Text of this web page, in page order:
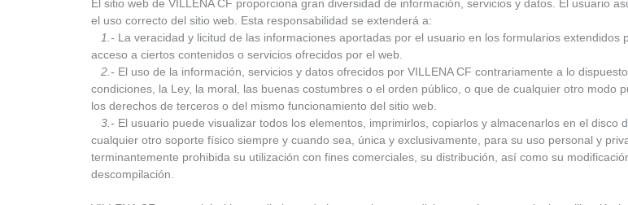
El sitio web de VILLENA CF proporciona gran diversidad de información, servicios y datos. El usuario
el uso correcto del sitio web. Esta responsabilidad se extenderá a:
1.- La veracidad y licitud de las informaciones aportadas por el usuario en los formularios extendidos
acceso a ciertos contenidos o servicios ofrecidos por el web.
2.- El uso de la información, servicios y datos ofrecidos por VILLENA CF contrariamente a lo
condiciones, la Ley, la moral, las buenas costumbres o el orden público, o que de cualquier otro modo
los derechos de terceros o del mismo funcionamiento del sitio web.
3.- El usuario puede visualizar todos los elementos, imprimirlos, copiarlos y almacenarlos en el disco
cualquier otro soporte físico siempre y cuando sea, única y exclusivamente, para su uso personal y
terminantemente prohibida su utilización con fines comerciales, su distribución, así como su
descompilación.